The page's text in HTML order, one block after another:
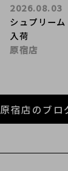
シュプリー
入荷
2026.08.03
原宿店
原宿店のブロ